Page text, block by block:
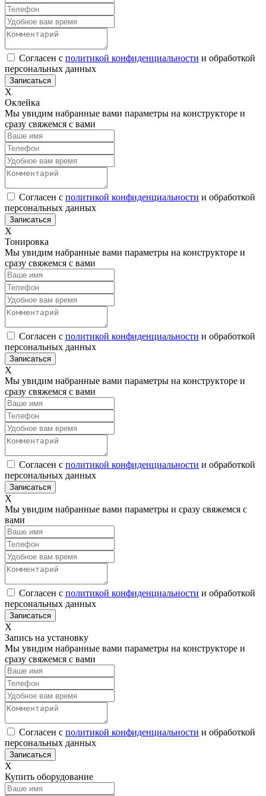
Согласен с политикой конфиденциальности и обработкой
персональных данных
Х
Оклейка
Мы увидим набранные вами параметры на конструкторе и
сразу свяжемся с вами
Согласен с политикой конфиденциальности и обработкой
персональных данных
Х
Тонировка
Мы увидим набранные вами параметры на конструкторе и
сразу свяжемся с вами
Согласен с политикой конфиденциальности и обработкой
персональных данных
Х
Мы увидим набранные вами параметры на конструкторе и
сразу свяжемся с вами
Согласен с политикой конфиденциальности и обработкой
персональных данных
Х
Мы увидим набранные вами параметры и сразу свяжемся с
вами
Согласен с политикой конфиденциальности и обработкой
персональных данных
Х
Запись на установку
Мы увидим набранные вами параметры на конструкторе и
сразу свяжемся с вами
Согласен с политикой конфиденциальности и обработкой
персональных данных
Х
Купить оборудование